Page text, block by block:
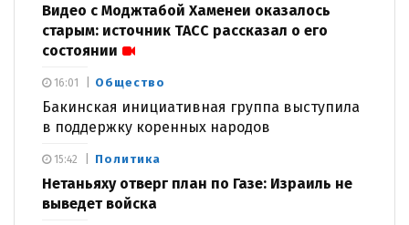
Видео с Моджтабой Хаменеи оказалось
старым: источник ТАСС рассказал о его
состоянии
Общество
Бакинская инициативная группа выступила
в поддержку коренных народов
16:01
Политика
Нетаньяху отверг план по Газе: Израиль не
выведет войска
15:42